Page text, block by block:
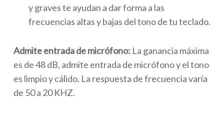
y graves te ayudan a dar forma a las
frecuencias altas y bajas del tono de tu teclado.
Admite entrada de micrófono: La ganancia máxima
es de 48 dB, admite entrada de micrófono y el tono
es limpio y cálido. La respuesta de frecuencia varía
de 50 a 20 KHZ.